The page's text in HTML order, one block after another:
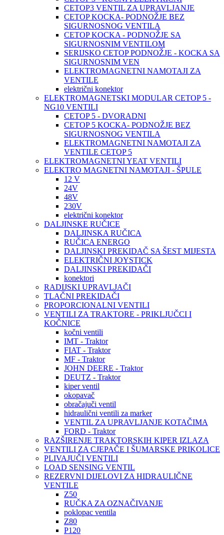
CETOP3 VENTIL ZA UPRAVLJANJE
CETOP KOCKA- PODNOŽJE BEZ
SIGURNOSNOG VENTILA
CETOP KOCKA - PODNOŽJE SA
SIGURNOSNIM VENTILOM
SERIJSKO CETOP PODNOŽJE - KOCKA SA
SIGURNOSNIM VEN
ELEKTROMAGNETNI NAMOTAJI ZA
VENTILE
električni konektor
ELEKTROMAGNETSKI MODULAR CETOP 5 -
NG10 VENTILI
CETOP 5 - DVORADNI
CETOP 5 KOCKA- PODNOŽJE BEZ
SIGURNOSNOG VENTILA
ELEKTROMAGNETNI NAMOTAJI ZA
VENTILE CETOP 5
ELEKTROMAGNETNI YEAT VENTILI
ELEKTRO MAGNETNI NAMOTAJI - ŠPULE
12 V
24V
48V
230V
električni konektor
DALJINSKE RUČICE
DALJINSKA RUČICA
RUČICA ENERGO
DALJINSKI PREKIDAČ SA ŠEST MIJESTA
ELEKTRIČNI JOYSTICK
DALJINSKI PREKIDAČI
konektori
RADIJSKI UPRAVLJAČI
TLAČNI PREKIDAČI
PROPORCIONALNI VENTILI
VENTILI ZA TRAKTORE - PRIKLJUČCI I
KOČNICE
kočni ventili
IMT - Traktor
FIAT - Traktor
MF - Traktor
JOHN DEERE - Traktor
DEUTZ - Traktor
kiper ventil
okopavač
obračajuči ventil
hidraulični ventili za marker
VENTIL ZA UPRAVLJANJE KOTAČIMA
FORD - Traktor
RAZŠIRENJE TRAKTORSKIH KIPER IZLAZA
VENTILI ZA CJEPAČE I ŠUMARSKE PRIKOLICE
PLIVAJUČI VENTILI
LOAD SENSING VENTIL
REZERVNI DIJELOVI ZA HIDRAULIČNE
VENTILE
Z50
RUČKA ZA OZNAČIVANJE
poklopac ventila
Z80
P120